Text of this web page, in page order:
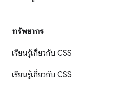
ทรัพยากร
เรียนรู้เกี่ยวกับ CSS
เรียนรู้เกี่ยวกับ CSS